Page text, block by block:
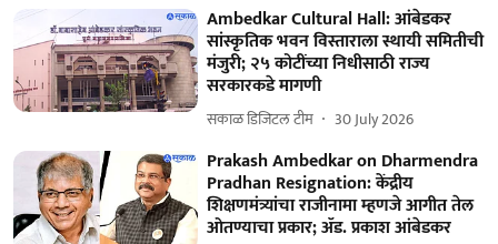
Ambedkar Cultural Hall: आंबेडकर
सांस्कृतिक भवन विस्ताराला स्थायी समितीची
मंजुरी; २५ कोटींच्या निधीसाठी राज्य
सरकारकडे मागणी
सकाळ डिजिटल टीम 30 July 2026
Prakash Ambedkar on Dharmendra
Pradhan Resignation: केंद्रीय
शिक्षणमंत्र्यांचा राजीनामा म्हणजे आगीत तेल
ओतण्याचा प्रकार; ॲड. प्रकाश आंबेडकर